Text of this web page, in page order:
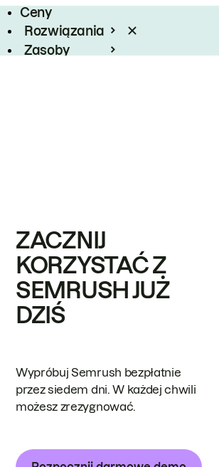
Ceny
Rozwiązania
Zasoby
ZACZNIJ
KORZYSTAĆ Z
SEMRUSH JUŻ
DZIŚ
Wypróbuj Semrush bezpłatnie
przez siedem dni. W każdej chwili
możesz zrezygnować.